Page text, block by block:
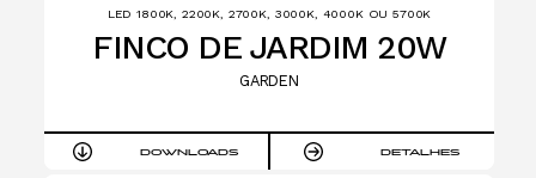
LED 1800K, 2200K, 2700K, 3000K, 4000K OU 5700K
FINCO DE JARDIM 20W
GARDEN
DOWNLOADS DETALHES